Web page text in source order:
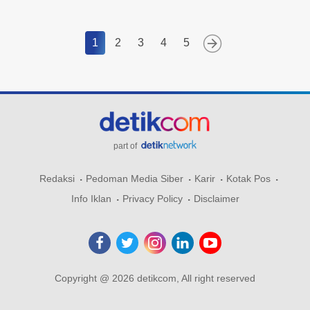
1 2 3 4 5
part of
Redaksi Pedoman Media Siber Karir
Kotak Pos
Info Iklan
Privacy Policy Disclaimer
Copyright @ 2026 detikcom, All right reserved